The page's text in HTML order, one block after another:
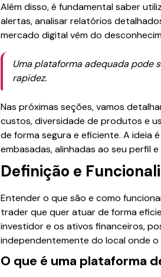
Além disso, é fundamental saber
alertas, analisar relatórios
mercado digital vêm do
Uma plataforma adequada pode
rapidez.
Nas próximas seções, vamos
custos, diversidade de produtos e
de forma segura e eficiente. A ideia
embasadas, alinhadas ao seu perfil
Definição e
Entender o que são e como
trader que quer atuar de forma
investidor e os ativos financeiros,
independentemente do local onde o
O que é uma plataforma